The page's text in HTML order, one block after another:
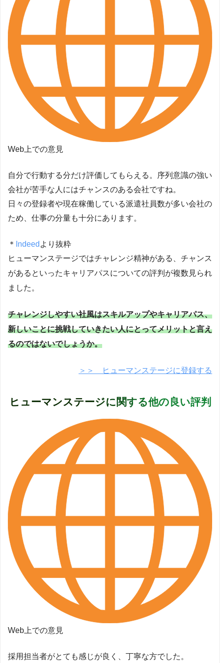
Web上での意見
自分で行動する分だけ評価してもらえる。序列意識の強い
会社が苦手な人にはチャンスのある会社ですね。
日々の登録者や現在稼働している派遣社員数が多い会社の
ため、仕事の分量も十分にあります。
＊ Indeed より抜粋
ヒューマンステージではチャレンジ精神がある、チャンス
があるといったキャリアパスについての評判が複数見られ
ました。
チャレンジしやすい社風はスキルアップやキャリアパス、
新しいことに挑戦していきたい人にとってメリットと言え
るのではないでしょうか。
＞＞ ヒューマンステージに登録する
ヒューマンステージに関する他の良い評判
Web上での意見
採用担当者がとても感じが良く、丁寧な方でした。